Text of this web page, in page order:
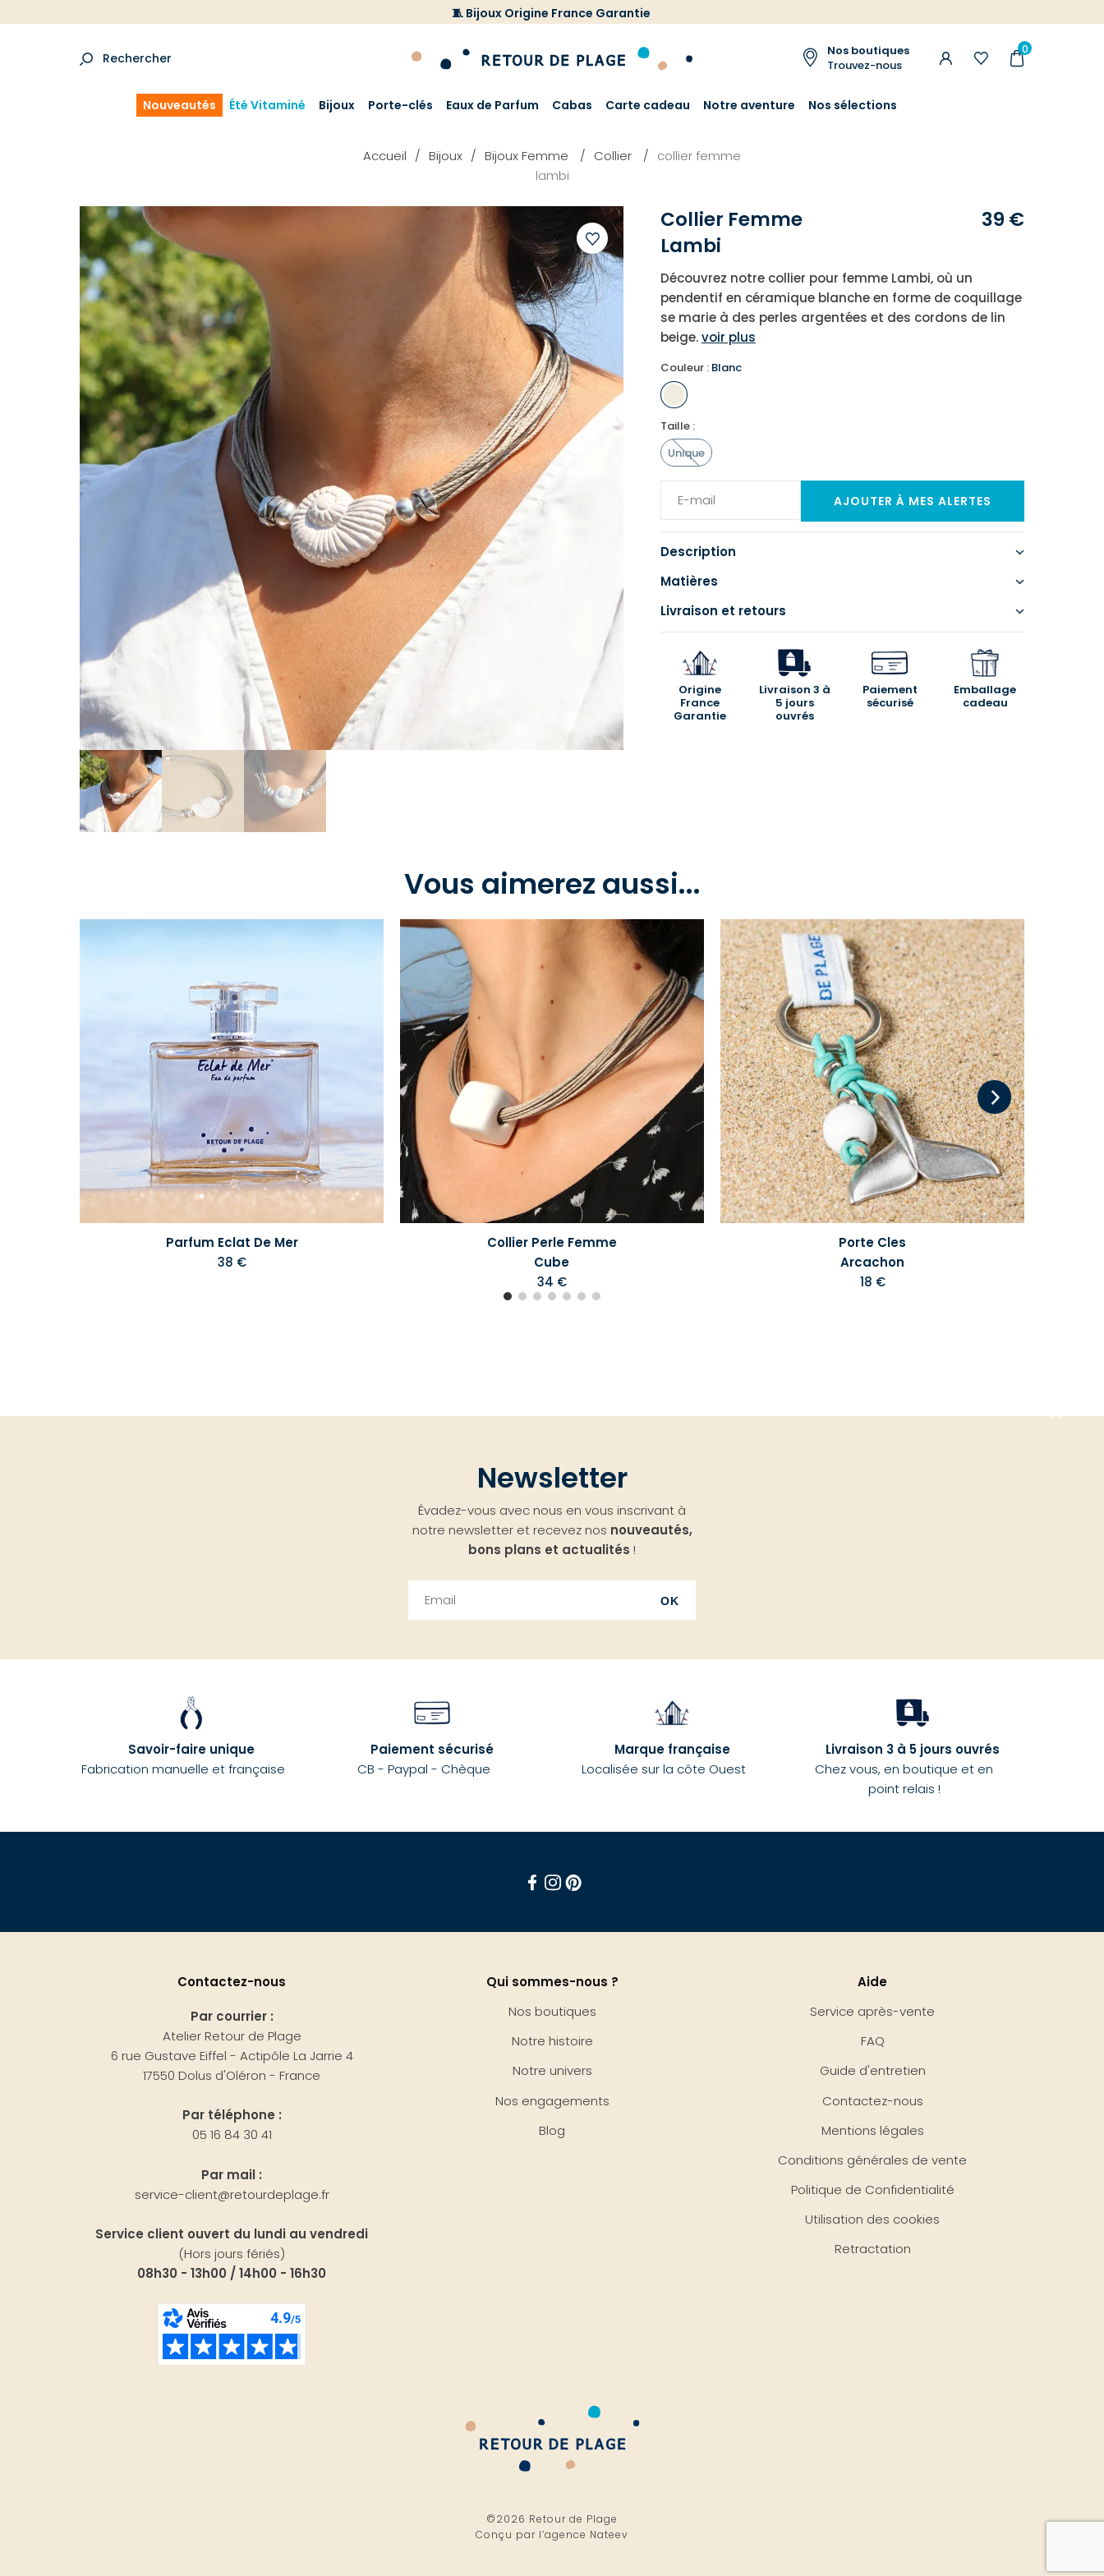
🧵 Bijoux Origine France Garantie
Rechercher
Nos boutiques
Trouvez-nous
0
Nouveautés Été Vitaminé Bijoux Porte-clés Eaux de Parfum Cabas Carte cadeau Notre aventure Nos sélections
Accueil Bijoux Bijoux Femme Collier
collier femme
lambi
Ajouter
à
votre
liste
d'envies
Collier Femme
Lambi
39 €
Découvrez notre collier pour femme Lambi, où un
pendentif en céramique blanche en forme de coquillage
se marie à des perles argentées et des cordons de lin
beige.voir plus
Couleur : Blanc
Taille :
Unique
Description
Matières
Livraison et retours
Origine
France
Garantie
Livraison 3 à
5 jours
ouvrés
Paiement
sécurisé
Emballage
cadeau
Vous aimerez aussi...
Parfum Eclat De Mer
38 €
Collier Perle Femme
Cube
34 €
Porte Cles
Arcachon
18 €
Newsletter
Évadez-vous avec nous en vous inscrivant à
notre newsletter et recevez nos nouveautés,
bons plans et actualités !
OK
Savoir-faire unique
Fabrication manuelle et française
Paiement sécurisé
CB - Paypal - Chèque
Marque française
Localisée sur la côte Ouest
Livraison 3 à 5 jours ouvrés
Chez vous, en boutique et en
point relais !
Contactez-nous
Par courrier :
Atelier Retour de Plage
6 rue Gustave Eiffel - Actipôle La Jarrie 4
17550 Dolus d'Oléron - France
Par téléphone :
05 16 84 30 41
Par mail :
service-client@retourdeplage.fr
Service client ouvert du lundi au vendredi
(Hors jours fériés)
08h30 - 13h00 / 14h00 - 16h30
Qui sommes-nous ?
Nos boutiques
Notre histoire
Notre univers
Nos engagements
Blog
Aide
Service après-vente
FAQ
Guide d'entretien
Contactez-nous
Mentions légales
Conditions générales de vente
Politique de Confidentialité
Utilisation des cookies
Retractation
©2026 Retour de Plage
Conçu par l’agence Nateev